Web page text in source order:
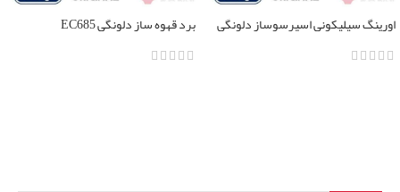
اورینگ سیلیکونی اسپرسوساز دلونگی
تمامی مدل ها
برد قهوه ساز دلونگی EC685